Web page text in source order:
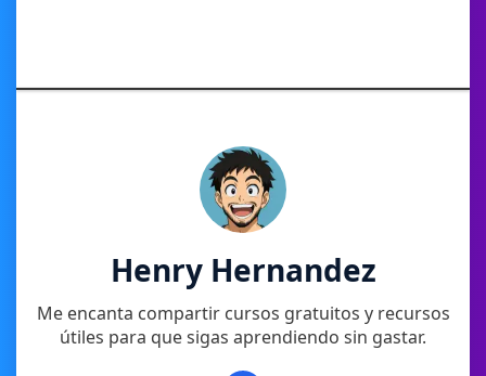
Henry Hernandez
Me encanta compartir cursos gratuitos y recursos
útiles para que sigas aprendiendo sin gastar.